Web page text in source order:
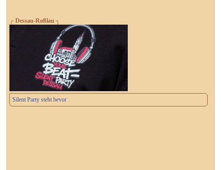
┌ Dessau-Roßlau ┐
Silent Party steht bevor